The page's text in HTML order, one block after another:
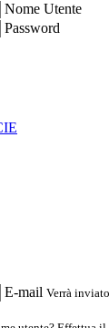
Nome Utente
Password
E-mail Verrà